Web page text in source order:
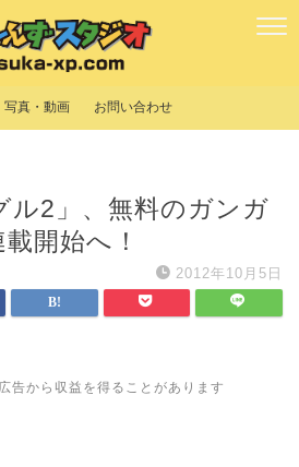
写真・動画 お問い合わせ
ル2」、無料のガンガ
開始へ！
2012年10月5日
告から収益を得ることがあります